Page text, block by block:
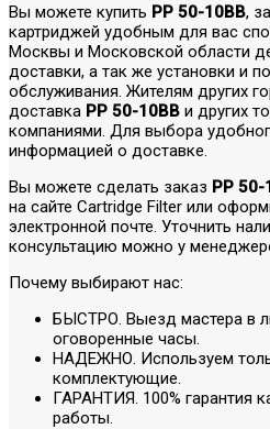
Вы можете купить PP 50-10BB,
картриджей удобным для вас
Москвы и Московской области
доставки, а так же установки и
обслуживания. Жителям других
доставка PP 50-10BB и других
компаниями. Для выбора
информацией о доставке.
Вы можете сделать заказ PP 50-
на сайте Cartridge Filter или
электронной почте. Уточнить
консультацию можно у
Почему выбирают нас:
БЫСТРО. Выезд мастера в
оговоренные часы.
НАДЕЖНО. Используем
комплектующие.
ГАРАНТИЯ. 100% гарантия
работы.